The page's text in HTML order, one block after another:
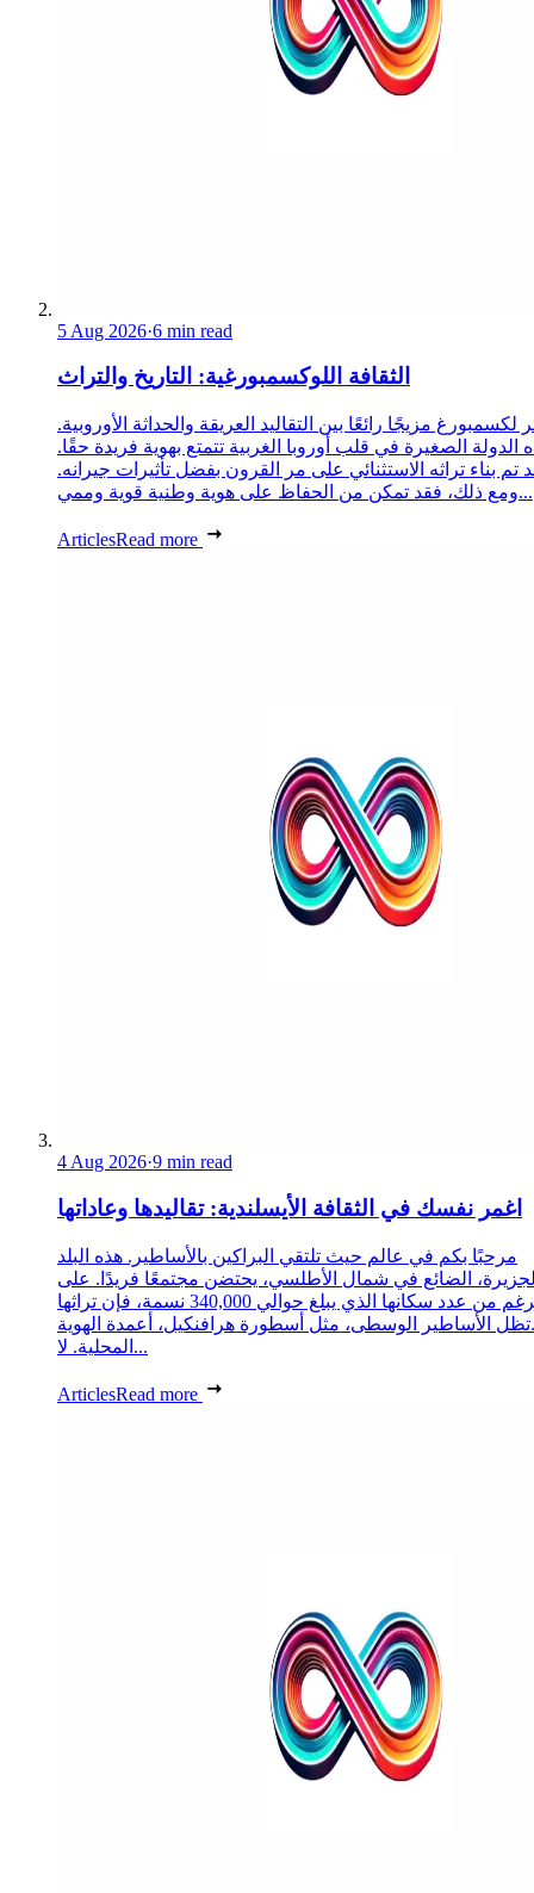
5 Aug 2026·6 min read
الثقافة اللوكسمبورغية: التاريخ والتراث
لكسمبورغ مزيجًا رائعًا بين التقاليد العريقة والحداثة الأوروبية.
الدولة الصغيرة في قلب أوروبا الغربية تتمتع بهوية فريدة حقًا.
تم بناء تراثه الاستثنائي على مر القرون بفضل تأثيرات جيرانه.
ومع ذلك، فقد تمكن من الحفاظ على هوية وطنية قوية وممي...
ArticlesRead more
4 Aug 2026·9 min read
اغمر نفسك في الثقافة الأيسلندية: تقاليدها وعاداتها
مرحبًا بكم في عالم حيث تلتقي البراكين بالأساطير. هذه البلد
الضائع في شمال الأطلسي، يحتضن مجتمعًا فريدًا. على
الرغم من عدد سكانها الذي يبلغ حوالي 340,000 نسمة، فإن تراثها
الأساطير الوسطى، مثل أسطورة هرافنكيل، أعمدة الهوية
المحلية. لا...
ArticlesRead more